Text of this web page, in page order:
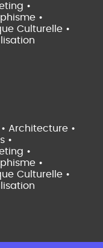
•
•
Culturelle •
Architecture •
•
•
•
Culturelle •